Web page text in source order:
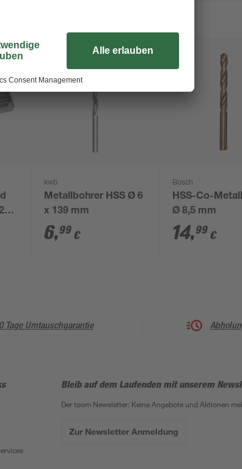
kwb
Metallbohrer HSS Ø 6
x 139 mm
6,99 €
Bosch
HSS-Co-
Ø 8,5 mm
14,99 €
Tage Umtauschgarantie
Bleib auf dem Laufenden mit unserem
Der toom Newsletter: Keine Angebote und Aktionen
Zur Newsletter Anmeldung